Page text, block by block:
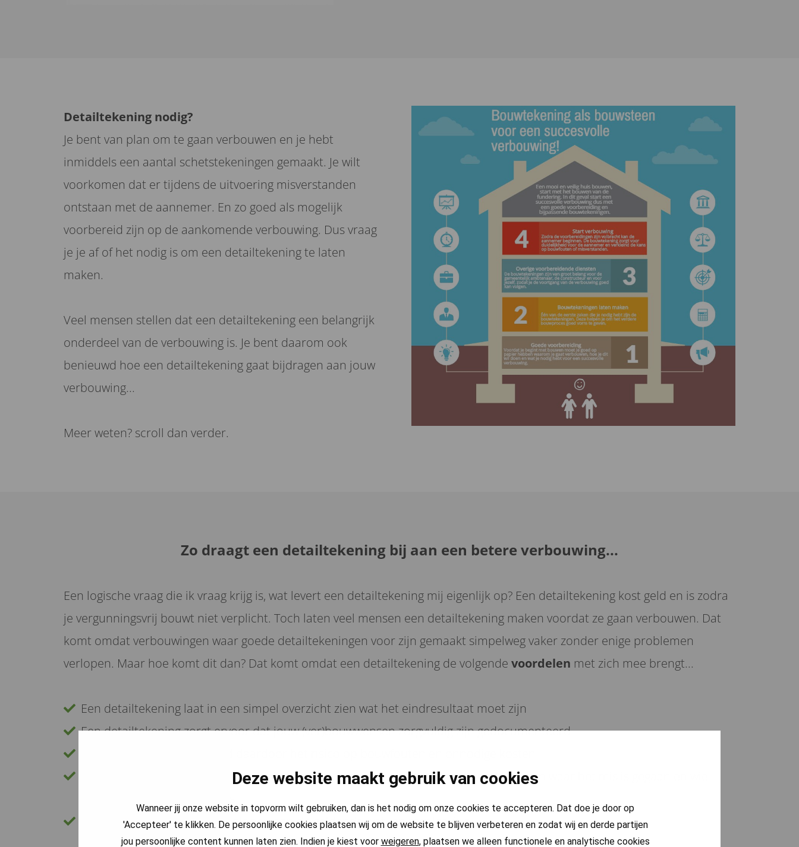
Deze website maakt gebruik van cookies
Wanneer jij onze website in topvorm wilt gebruiken, dan is het nodig om onze cookies te accepteren. Dat doe je door op
'Accepteer' te klikken. De persoonlijke cookies plaatsen wij om de website te blijven verbeteren en zodat wij en derde partijen
jou persoonlijke content kunnen laten zien. Indien je kiest voor weigeren, plaatsen we alleen functionele en analytische cookies
Detailtekening nodig?
Je bent van plan om te gaan verbouwen en je hebt
inmiddels een aantal schetstekeningen gemaakt. Je wilt
voorkomen dat er tijdens de uitvoering misverstanden
ontstaan met de aannemer. En zo goed als mogelijk
voorbereid zijn op de aankomende verbouwing. Dus vraag
je je af of het nodig is om een detailtekening te laten
maken.
Veel mensen stellen dat een detailtekening een belangrijk
onderdeel van de verbouwing is. Je bent daarom ook
benieuwd hoe een detailtekening gaat bijdragen aan jouw
verbouwing...
Meer weten? scroll dan verder.
Zo draagt een detailtekening bij aan een betere verbouwing...
Een logische vraag die ik vraag krijg is, wat levert een detailtekening mij eigenlijk op? Een detailtekening kost geld en is zodra
je vergunningsvrij bouwt niet verplicht. Toch laten veel mensen een detailtekening maken voordat ze gaan verbouwen. Dat
komt omdat verbouwingen waar goede detailtekeningen voor zijn gemaakt simpelweg vaker zonder enige problemen
verlopen. Maar hoe komt dit dan? Dat komt omdat een detailtekening de volgende voordelen met zich mee brengt...
Een detailtekening laat in een simpel overzicht zien wat het eindresultaat moet zijn
Een detailtekening zorgt ervoor dat jouw (ver)bouwwensen zorgvuldig zijn gedocumenteerd
Een detailtekening zorgt ervoor dat je bij problemen met de verbouwing goed kan zien waar het mis is gegaan en wie
Een detailtekening helpt je voldoen aan de geldende wet- en regelgeving